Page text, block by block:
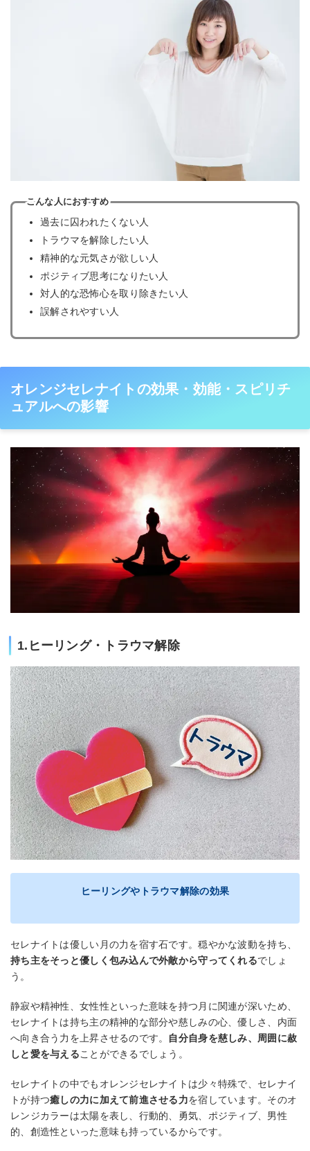
こんな人におすすめ
過去に囚われたくない人
トラウマを解除したい人
精神的な元気さが欲しい人
ポジティブ思考になりたい人
対人的な恐怖心を取り除きたい人
誤解されやすい人
オレンジセレナイトの効果・効能・スピリチ
ュアルへの影響
1.ヒーリング・トラウマ解除
ヒーリングやトラウマ解除の効果
セレナイトは優しい月の力を宿す石です。穏やかな波動を持ち、
持ち主をそっと優しく包み込んで外敵から守ってくれるでしょ
う。
静寂や精神性、女性性といった意味を持つ月に関連が深いため、
セレナイトは持ち主の精神的な部分や慈しみの心、優しさ、内面
へ向き合う力を上昇させるのです。 自分自身を慈しみ、周囲に赦
しと愛を与えることができるでしょう。
セレナイトの中でもオレンジセレナイトは少々特殊で、セレナイ
トが持つ癒しの力に加えて前進させる力を宿しています。そのオ
レンジカラーは太陽を表し、行動的、勇気、ポジティブ、男性
的、創造性といった意味も持っているからです。